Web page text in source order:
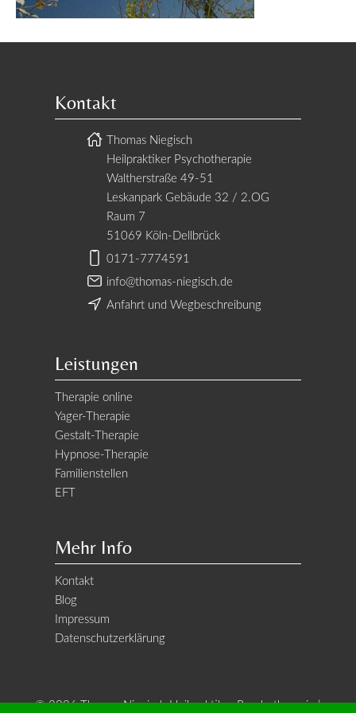
Kontakt
Thomas Niegisch
Heilpraktiker Psychotherapie
Waltherstraße 49-51
Leskanpark Gebäude 32 / 2.OG
Raum 7
51069 Köln-Dellbrück
0171-7774591
info@thomas-niegisch.de
Anfahrt und Wegbeschreibung
Leistungen
Therapie online
Yager-Therapie
Gestalt-Therapie
Hypnose-Therapie
Familienstellen
EFT
Mehr Info
Kontakt
Blog
Impressum
Datenschutzerklärung
© 2026 Thomas Niegisch Heilpraktiker Psychotherapie |